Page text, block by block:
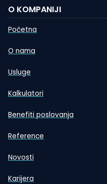
O KOMPANIJI
Početna
O nama
Usluge
Kalkulatori
Benefiti poslovanja
Reference
Novosti
Karijera